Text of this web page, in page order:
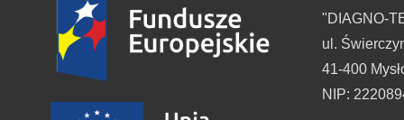
"DIAGNO-
ul.
41-400
NIP: